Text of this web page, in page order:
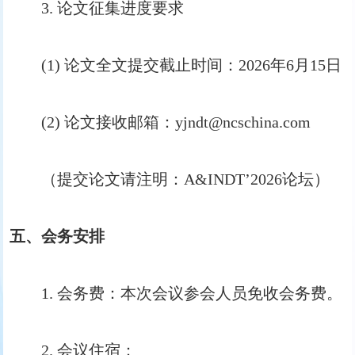
3. 论文征集进度要求
(1) 论文全文提交截止时间：2026年6月15日
(2) 论文接收邮箱：yjndt@ncschina.com
（提交论文请注明：A&INDT’2026论坛）
五、会务安排
1. 会务费：本次会议参会人员免收会务费。
2. 会议住宿：